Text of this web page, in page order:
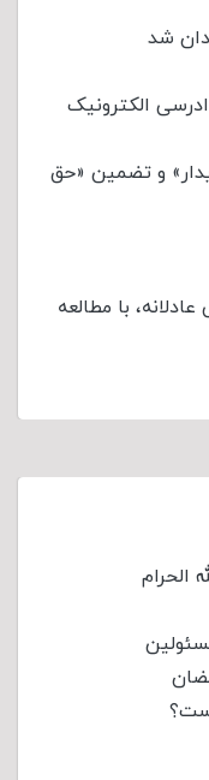
شد
الکترونیک
و تضمین «حق
با مطالعه
الحرام